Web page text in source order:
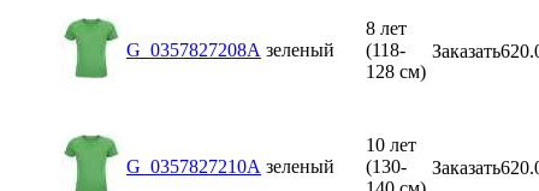
G_0357827208A зеленый
8 лет
(118-
128 см)
Заказать
G_0357827210A зеленый
10 лет
(130-
Заказать